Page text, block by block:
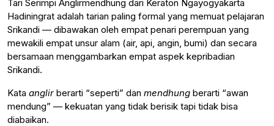
Tari Serimpi Anglirmendhung dari Keraton Ngayogyakarta
Hadiningrat adalah tarian paling formal yang memuat pelajaran
Srikandi — dibawakan oleh empat penari perempuan yang
mewakili empat unsur alam (air, api, angin, bumi) dan secara
bersamaan menggambarkan empat aspek kepribadian
Srikandi.
Kata anglir berarti “seperti” dan mendhung berarti “awan
mendung” — kekuatan yang tidak berisik tapi tidak bisa
diabaikan.